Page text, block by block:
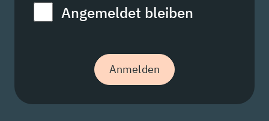
Angemeldet bleiben